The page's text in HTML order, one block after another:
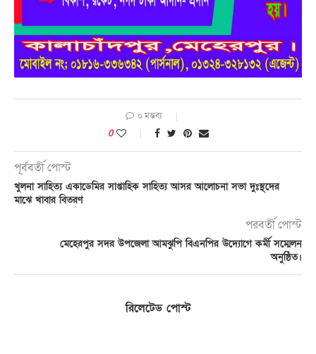
০ মন্তব্য
0
পূর্ববর্তী পোস্ট
খুলনা সাহিত্য একাডেমির সাপ্তাহিক সাহিত্য আসর আলোচনা সভা দুঃস্থদের
মাঝে খাবার বিতরণ
পরবর্তী পোস্ট
মেহেরপুর সদর উপজেলা আমঝুপি বিএনপির উদ্যোগে কর্মী সম্মেলন
অনুষ্ঠিত।
রিলেটেড পোস্ট